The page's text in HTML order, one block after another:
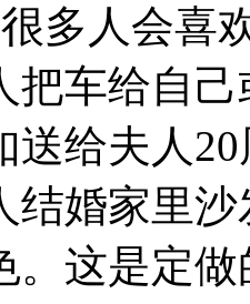
多人会喜
把车给自
送给夫人
结婚家里
。这是定